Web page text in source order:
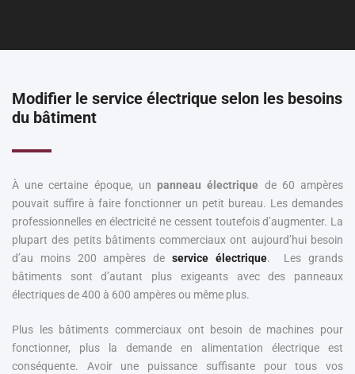
Modifier le service électrique selon les besoins
du bâtiment
À une certaine époque, unpanneau électrique de 60 ampères
pouvait suffire à faire fonctionner un petit bureau. Les demandes
professionnelles en électricité ne cessent toutefois d’augmenter. La
plupart des petits bâtiments commerciaux ont aujourd’hui besoin
d’au moins 200 ampères de service électrique. Les grands
bâtiments sont d’autant plus exigeants avec des panneaux
électriques de 400 à 600 ampères ou même plus.
Plus les bâtiments commerciaux ont besoin de machines pour
fonctionner, plus la demande en alimentation électrique est
conséquente. Avoir une puissance suffisante pour tous vos